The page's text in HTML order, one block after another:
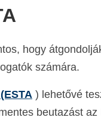
hogy
számára.
) lehetővé
beutazást